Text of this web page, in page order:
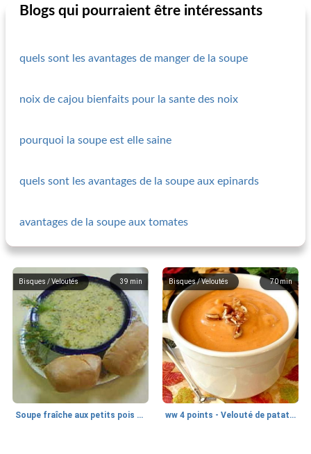
Blogs qui pourraient être intéressants
quels sont les avantages de manger de la soupe
noix de cajou bienfaits pour la sante des noix
pourquoi la soupe est elle saine
quels sont les avantages de la soupe aux epinards
avantages de la soupe aux tomates
39 min
Bisques / Veloutés
Soupe fraîche aux petits pois et aux légumes
70 min
Bisques / Veloutés
ww 4 points - Velouté de patates douces